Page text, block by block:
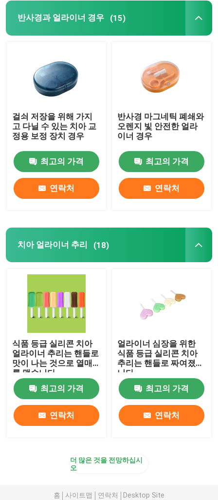
반사경과 얼라이너 경우 (15)
걸쇠 저장을 위해 가지
고 다닐 수 있는 치아 교
정용 보정 장치 경우
최고의 가격
연락처
반사경 마그네틱 폐쇄와
오렌지 빛 안전한 얼라
이너 경우
최고의 가격
연락처
치아 얼라이너 추리 (18)
식품 등급 실리콘 치아
얼라이너 추리는 핸들로
맛이 나는 것으로 열매
를 맺습니다
최고의 가격
연락처
얼라이너 심장을 위한
식품 등급 실리콘 치아
추리는 핸들로 짜여졌습
니다
최고의 가격
연락처
더 많은 것을 전망하십시
오
홈 사이트맵 연락처 Desktop Site